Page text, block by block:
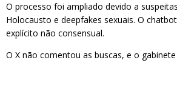
O processo foi ampliado devido a
Holocausto e deepfakes sexuais. O
explícito não consensual.
O X não comentou as buscas, e o